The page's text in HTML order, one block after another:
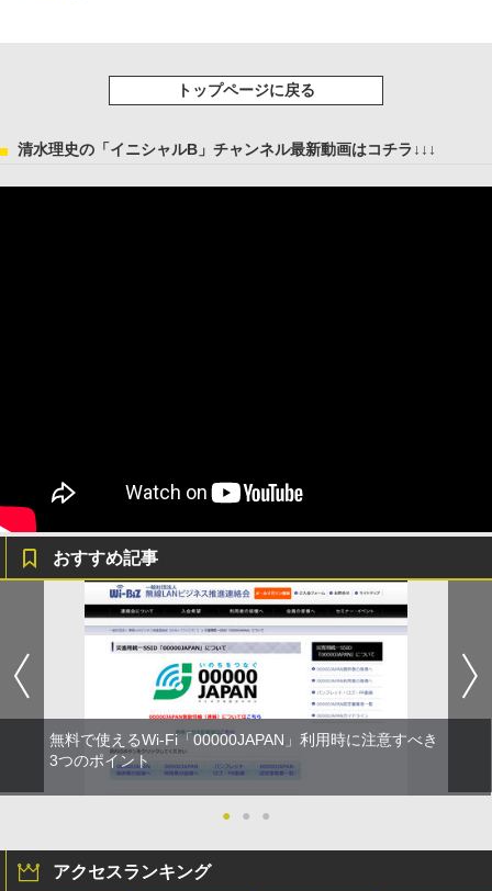
トップページに戻る
清水理史の「イニシャルB」チャンネル最新動画はコチラ↓↓↓
おすすめ記事
無料で使えるWi-Fi「00000JAPAN」利用時に注意すべき
3つのポイント
● ● ●
アクセスランキング